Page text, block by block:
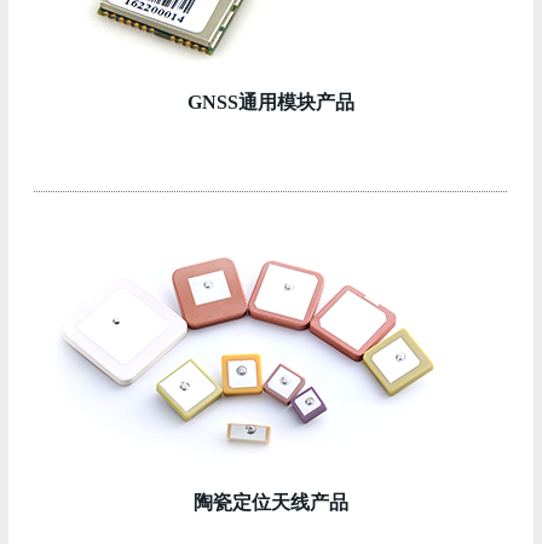
GNSS通用模块产品
陶瓷定位天线产品